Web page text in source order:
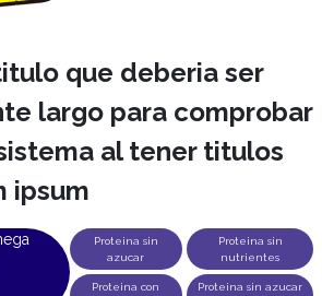
que deberia ser
largo para comprobar
al tener titulos
ipsum
Proteina sin
azucar
Proteina con
Proteina sin
nutrientes
Proteina sin azucar